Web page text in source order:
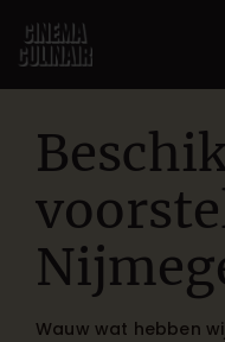
Wauw wat hebben